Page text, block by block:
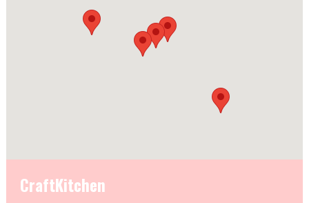
CraftKitchen